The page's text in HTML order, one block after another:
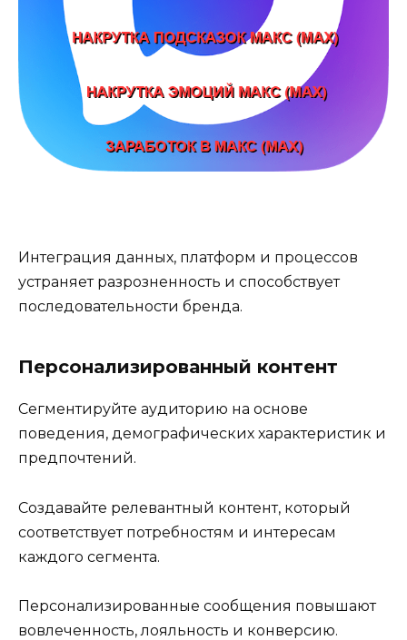
Интеграция данных, платформ и процессов
устраняет разрозненность и способствует
последовательности бренда.
Персонализированный контент
Сегментируйте аудиторию на основе
поведения, демографических характеристик и
предпочтений.
Создавайте релевантный контент, который
соответствует потребностям и интересам
каждого сегмента.
Персонализированные сообщения повышают
вовлеченность, лояльность и конверсию.